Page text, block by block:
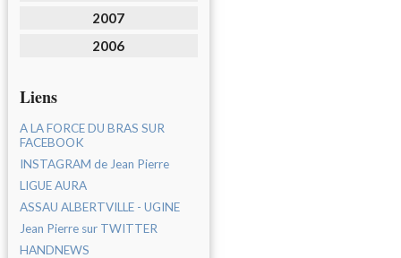
2007
2006
Liens
A LA FORCE DU BRAS SUR
FACEBOOK
INSTAGRAM de Jean Pierre
LIGUE AURA
ASSAU ALBERTVILLE - UGINE
Jean Pierre sur TWITTER
HANDNEWS